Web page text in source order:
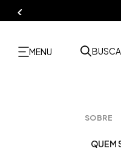
MENU
SOBRE
QUEM